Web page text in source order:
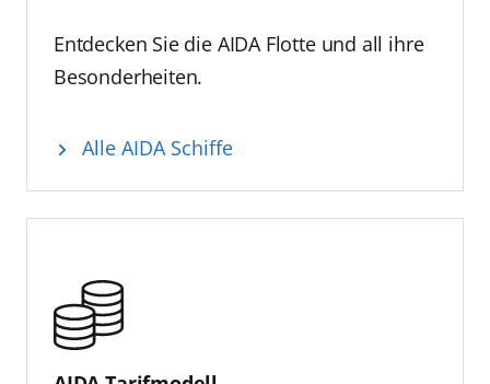
Entdecken Sie die AIDA Flotte und all ihre
Besonderheiten.
Alle AIDA Schiffe